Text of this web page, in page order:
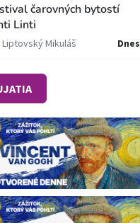
čarovných bytostí
Linti
Liptovský Mikuláš Dnes